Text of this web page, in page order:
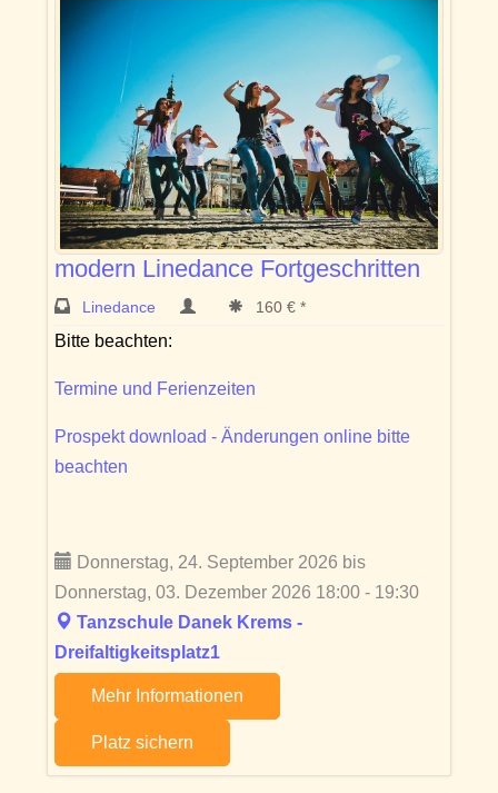
modern Linedance Fortgeschritten
Linedance 160 € *
Bitte beachten:
Termine und Ferienzeiten
Prospekt download - Änderungen online bitte
beachten
Donnerstag, 24. September 2026 bis
Donnerstag, 03. Dezember 2026 18:00 - 19:30
Tanzschule Danek Krems -
Dreifaltigkeitsplatz1
Mehr Informationen
Platz sichern